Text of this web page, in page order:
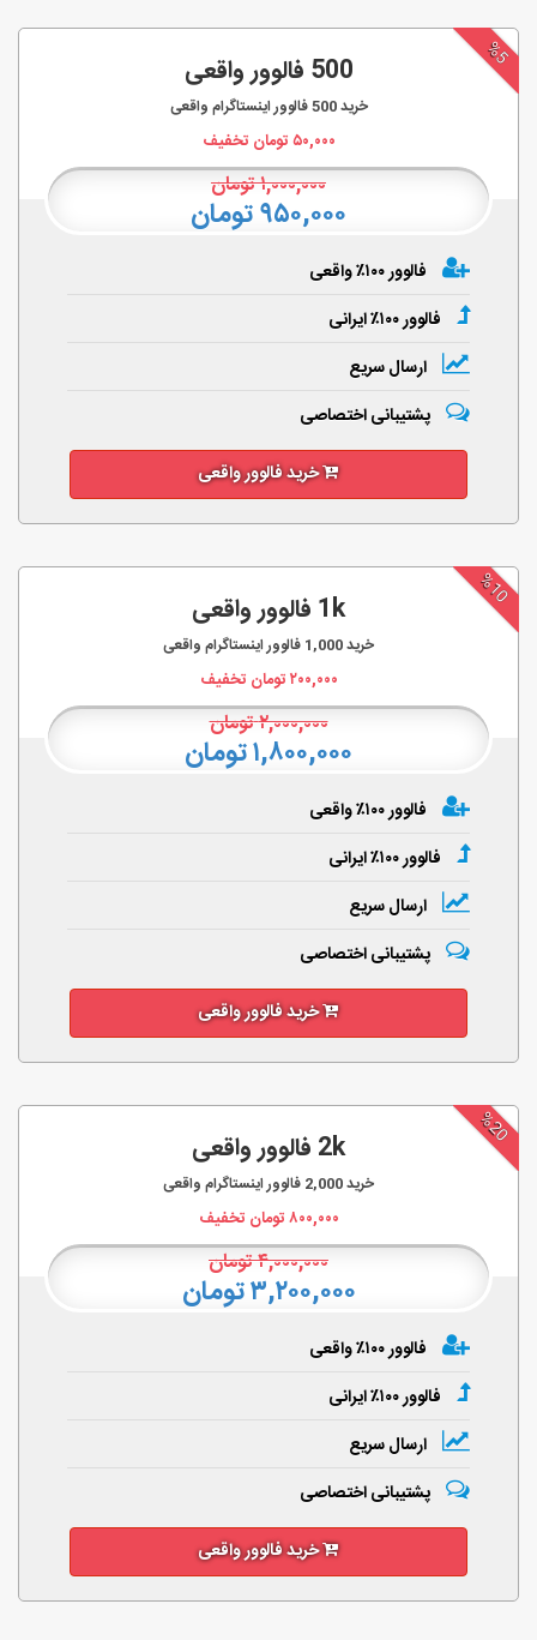
%5 500 فالوور واقعی
خرید500فالوور اینستاگرام واقعی
۵۰,۰۰۰تومان تخفیف
۱,۰۰۰,۰۰۰تومان
۹۵۰,۰۰۰ تومان
فالوور ۱۰۰٪ واقعی
فالوور ۱۰۰٪ ایرانی
ارسال سریع
پشتیبانی اختصاصی
خرید فالوور واقعی
%10
1k فالوور واقعی
خرید1,000 فالوور اینستاگرام واقعی
۲۰۰,۰۰۰تومان تخفیف
۲,۰۰۰,۰۰۰تومان
۱,۸۰۰,۰۰۰ تومان
فالوور ۱۰۰٪ واقعی
فالوور ۱۰۰٪ ایرانی
ارسال سریع
پشتیبانی اختصاصی
خرید فالوور واقعی
%20
2k فالوور واقعی
خرید2,000 فالوور اینستاگرام واقعی
۸۰۰,۰۰۰تومان تخفیف
۴,۰۰۰,۰۰۰تومان
۳,۲۰۰,۰۰۰ تومان
فالوور ۱۰۰٪ واقعی
فالوور ۱۰۰٪ ایرانی
ارسال سریع
پشتیبانی اختصاصی
خرید فالوور واقعی